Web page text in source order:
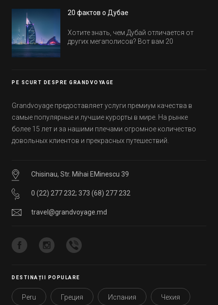
обычно на первые заезды дают промо-
20 фактов о Дубае
Хотите знать, чем Дубай отличается от
других мегаполисов? Вот вам 20
PE SCURT DESPRE GRANDVOYAGE
Grandvoyage предоставляет услуги премиум качества в
самые популярные и лучшие курорты в мире. На рынке
более 15 лет и за нашими плечами огромное количество
довольных клиентов и прекрасных путешествий.
Chisinau, Str. Mihai EMinescu 39
0 (22) 277 232; 373 (68) 277 232
travel@grandvoyage.md
DESTINAȚII POPULARE
Peru Греция Испания Чехия